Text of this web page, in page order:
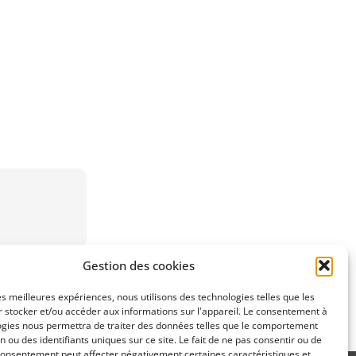
Gestion des cookies
meilleures expériences, nous utilisons des technologies telles que les
stocker et/ou accéder aux informations sur l'appareil. Le consentement à
nous permettra de traiter des données telles que le comportement
ou des identifiants uniques sur ce site. Le fait de ne pas consentir ou de
artificielle